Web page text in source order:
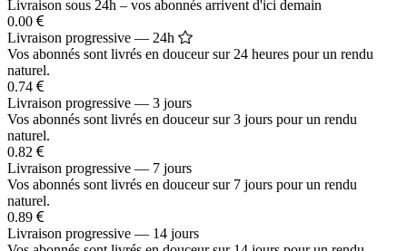
Livraison sous 24h – vos abonnés arrivent d'ici demain
0.00
Livraison progressive — 24h
Vos abonnés sont livrés en douceur sur 24 heures pour un rendu
naturel.
0.74
Livraison progressive — 3 jours
Vos abonnés sont livrés en douceur sur 3 jours pour un rendu
naturel.
0.82
Livraison progressive — 7 jours
Vos abonnés sont livrés en douceur sur 7 jours pour un rendu
naturel.
0.89
Livraison progressive — 14 jours